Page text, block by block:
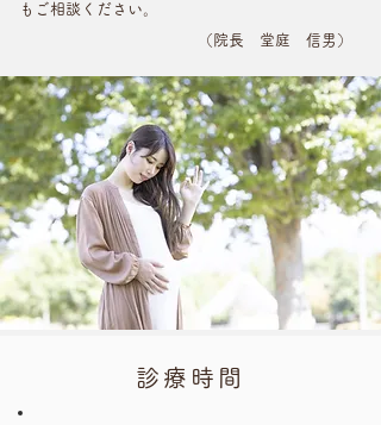
もご相談ください。
（院長 堂庭 信男）
診療時間